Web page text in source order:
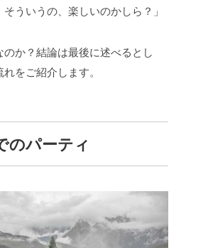
ういうの、楽しいのかしら？」
のか？結論は最後に述べるとし
をご紹介します。
のパーティ